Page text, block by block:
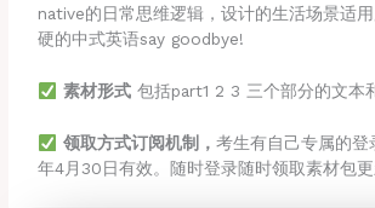
native的日常思维逻辑，设计的生活场景适
硬的中式英语say goodbye!
素材形式包括part1 2 3 三个部分的文本
领取方式订阅机制， 考生有自己专属的登
年4月30日有效。随时登录随时领取素材包更